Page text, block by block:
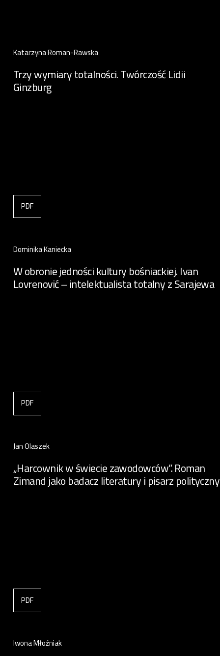
Katarzyna Roman-Rawska
Trzy wymiary totalności. Twórczość Lidii
Ginzburg
PDF
Dominika Kaniecka
W obronie jedności kultury bośniackiej. Ivan
Lovrenović – intelektualista totalny z Sarajewa
PDF
Jan Olaszek
„Harcownik w świecie zawodowców”. Roman
Zimand jako badacz literatury i pisarz polityczny
PDF
Iwona Młoźniak